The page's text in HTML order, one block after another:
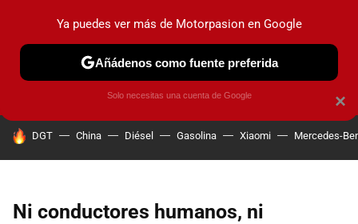
PRUEBAS COCHES ELÉCTRICOS OBSERVATORIO
HOY SE HABLA DE
DGT China Diésel Gasolina Xiaomi Mercedes-
Ni conductores humanos, ni
×
Ya puedes ver más de Motorpasion en Google
Añádenos como fuente preferida
Solo necesitas una cuenta de Google